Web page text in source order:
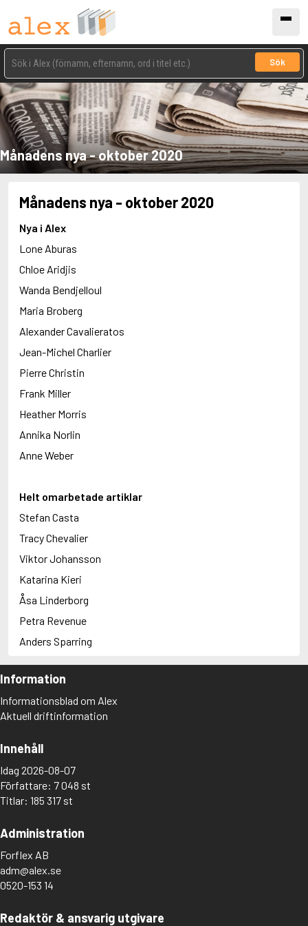
Sök
Månadens nya - oktober 2020
Månadens nya - oktober 2020
Nya i Alex
Lone Aburas
Chloe Aridjis
Wanda Bendjelloul
Maria Broberg
Alexander Cavalieratos
Jean-Michel Charlier
Pierre Christin
Frank Miller
Heather Morris
Annika Norlin
Anne Weber
Helt omarbetade artiklar
Stefan Casta
Tracy Chevalier
Viktor Johansson
Katarina Kieri
Åsa Linderborg
Petra Revenue
Anders Sparring
Information
Informationsblad om Alex
Aktuell driftinformation
Innehåll
Idag 2026-08-07
Författare: 7 048 st
Titlar: 185 317 st
Administration
Forflex AB
adm@alex.se
0520-153 14
Redaktör & ansvarig utgivare